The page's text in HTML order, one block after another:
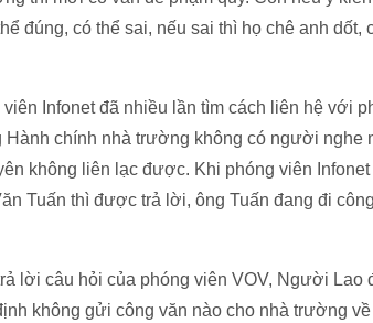
đúng, có thể sai, nếu sai thì họ chê anh dốt,
Infonet đã nhiều lần tìm cách liên hệ với
chính nhà trường không có người nghe
không liên lạc được. Khi phóng viên
Tuấn thì được trả lời, ông Tuấn đang đi
lời câu hỏi của phóng viên VOV, Người
không gửi công văn nào cho nhà trường